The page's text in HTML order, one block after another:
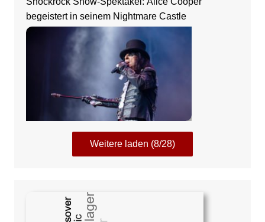
begeistert in seinem Nightmare Castle
Weitere laden (8/28)